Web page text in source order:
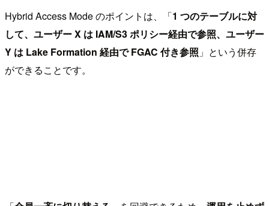
Hybrid Access Mode のポイントは、「1 つのテーブルに対
して、ユーザー X は IAM/S3 ポリシー経由で参照、ユーザー
Y は Lake Formation 経由で FGAC 付き参照 」という併存
ができることです。